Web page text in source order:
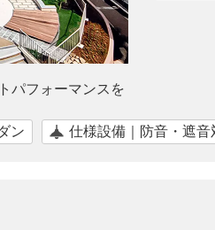
パフォーマンスを
ン 仕様設備｜防音・遮音